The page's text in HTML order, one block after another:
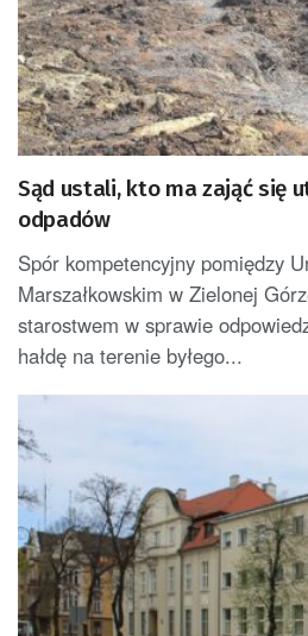
Sąd ustali, kto ma zająć się
odpadów
Spór kompetencyjny pomiędzy
Marszałkowskim w Zielonej
starostwem w sprawie
hałdę na terenie byłego...